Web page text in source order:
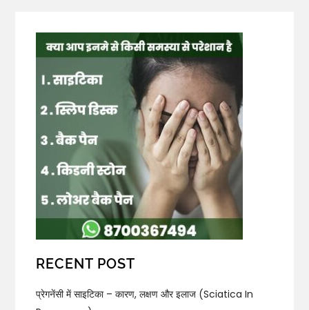
RECENT POST
प्रेगनेंसी में साइटिका – कारण, लक्षण और इलाज (Sciatica In